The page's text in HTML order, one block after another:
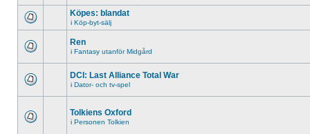
Köpes: blandat
i Köp-byt-sälj
Ren
i Fantasy utanför Midgård
DCI: Last Alliance Total War
i Dator- och tv-spel
Tolkiens Oxford
i Personen Tolkien